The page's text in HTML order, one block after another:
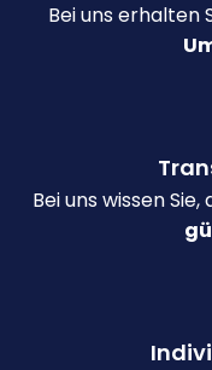
Bei uns erhalten
Bei uns wissen Sie,